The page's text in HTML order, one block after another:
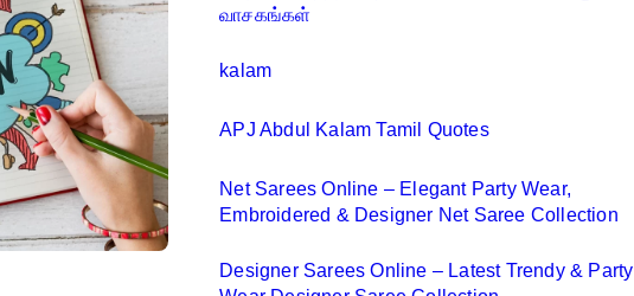
வாசகங்கள்
kalam
APJ Abdul Kalam Tamil Quotes
Net Sarees Online – Elegant Party Wear,
Embroidered & Designer Net Saree Collection
Designer Sarees Online – Latest Trendy & Party